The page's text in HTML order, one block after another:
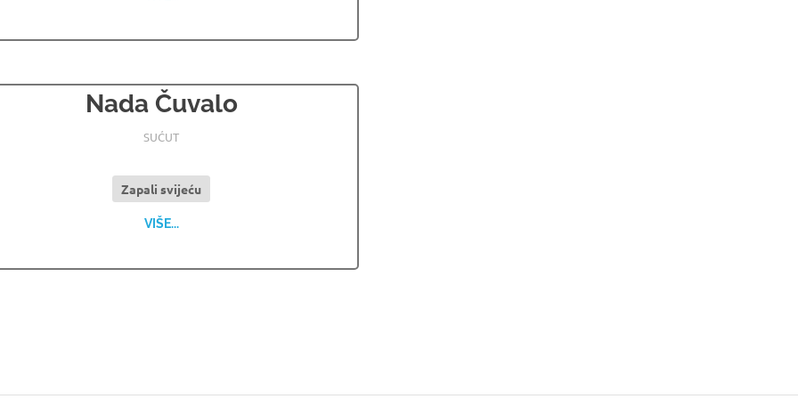
Nada Čuvalo
15.12.2021
OSMRTNICE LJUBUSKI
SUĆUT
Zapali svijeću
VIŠE...